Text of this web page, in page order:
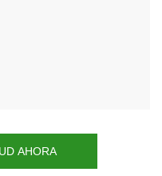
AHORA